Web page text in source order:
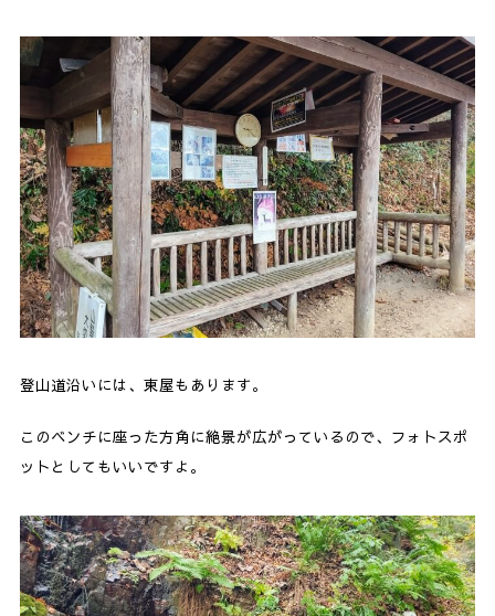
登山道沿いには、東屋もあります。
このベンチに座った方角に絶景が広がっているので、フォトスポ
ットとしてもいいですよ。